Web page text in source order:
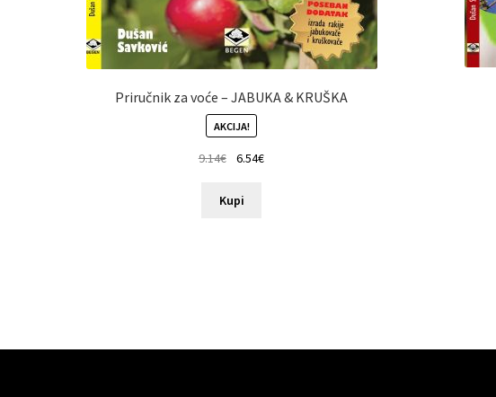
Priručnik za voće – JABUKA & KRUŠKA
AKCIJA!
9.14€ 6.54€
Kupi